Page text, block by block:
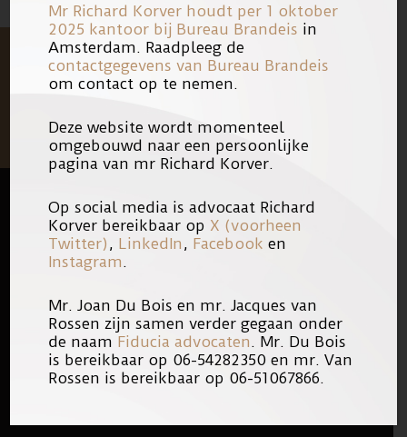
FOOTER
QUICK LINKS
KANTOOR
ONS TEAM
WERKEN BIJ
NIEUWE ZAKEN
Mr Richard Korver houdt per 1 oktober
2025 kantoor bij Bureau Brandeis in
Amsterdam. Raadpleeg de
contactgegevens van Bureau Brandeis
om contact op te nemen.
Deze website wordt momenteel
omgebouwd naar een persoonlijke
pagina van mr Richard Korver.
Op social media is advocaat Richard
Korver bereikbaar op X (voorheen
Twitter) , LinkedIn , Facebook en
Instagram .
Mr. Joan Du Bois en mr. Jacques van
Rossen zijn samen verder gegaan onder
de naam Fiducia advocaten . Mr. Du Bois
is bereikbaar op 06-54282350 en mr. Van
Rossen is bereikbaar op 06-51067866.